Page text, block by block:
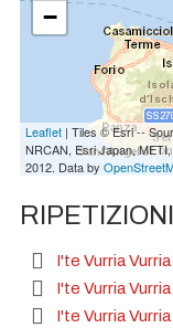
−
Leaflet | Tiles © Esri --
NRCAN, Esri Japan,
2012. Data by
I'te Vurria
I'te Vurria
I'te Vurria